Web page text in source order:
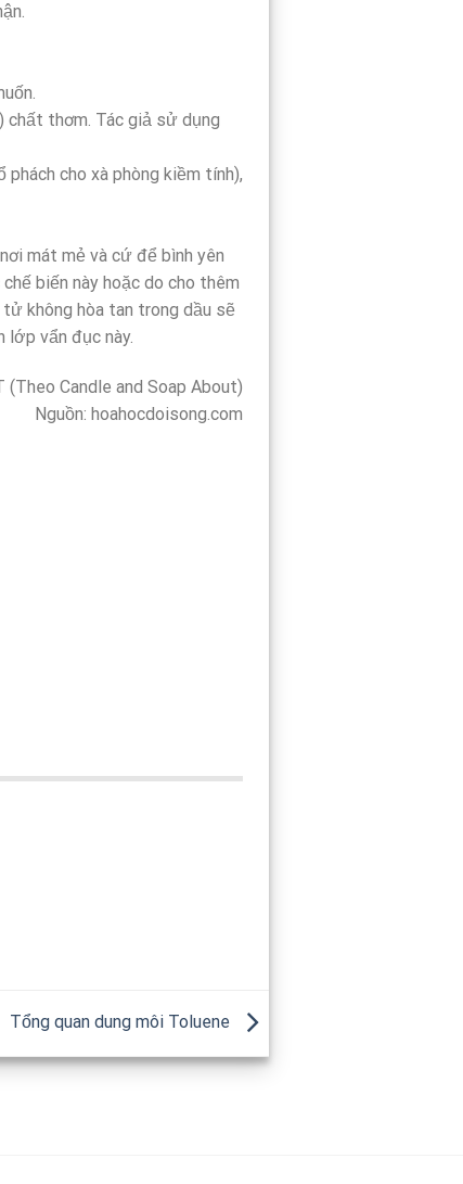
chất thơm. Tác giả sử dụng
cho xà phòng kiềm tính),
mát mẻ và cứ để bình yên
biến này hoặc do cho thêm
không hòa tan trong dầu sẽ
lớp vẩn đục này.
(Theo Candle and Soap About)
Nguồn: hoahocdoisong.com
Tổng quan dung môi Toluene